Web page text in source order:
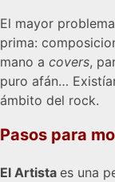
El mayor
prima:
mano a covers,
puro afán…
ámbito del rock.
Pasos para
El Artista es una